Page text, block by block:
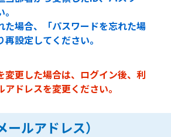
た場合、「パスワードを忘れた場
設定してください。
変更した場合は、ログイン後、利
ドレスを変更ください。
ルアドレス）